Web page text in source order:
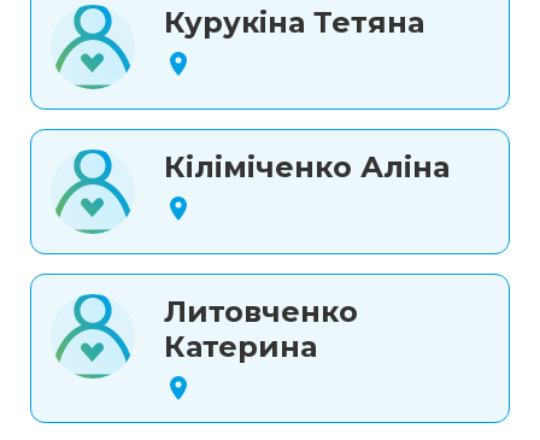
Курукіна Тетяна
Кіліміченко Аліна
Литовченко
Катерина